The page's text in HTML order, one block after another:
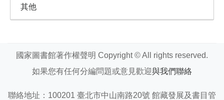
其他
國家圖書館著作權聲明 Copyright © All rights reserved.
如果您有任何分編問題或意見歡迎與我們聯絡
聯絡地址：100201 臺北市中山南路20號 館藏發展及書目管